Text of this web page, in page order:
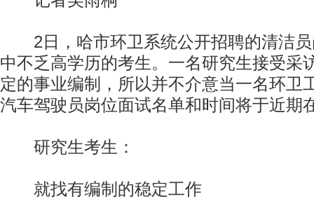
2日，哈市环卫系统公开招聘的清洁员
中不乏高学历的考生。一名研究生接受采
定的事业编制，所以并不介意当一名环卫
汽车驾驶员岗位面试名单和时间将于近期
研究生考生：
就找有编制的稳定工作